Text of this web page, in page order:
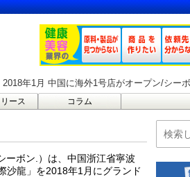
2018年1月 中国に海外1号店がオープン/シー
ース コラム
ーボン.）は、中国浙江省寧波
沙龍」を2018年1月にグランド